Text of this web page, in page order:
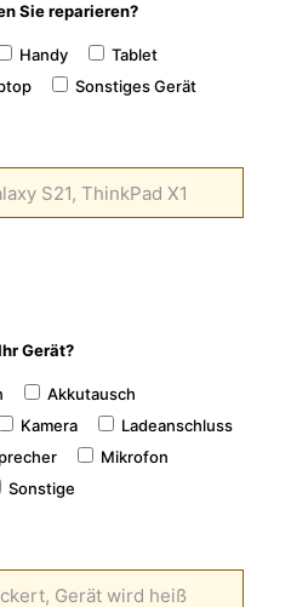
Sie reparieren?
Handy
Tablet
Sonstiges Gerät
Gerät?
Akkutausch
Kamera
Ladeanschluss
Mikrofon
Sonstige